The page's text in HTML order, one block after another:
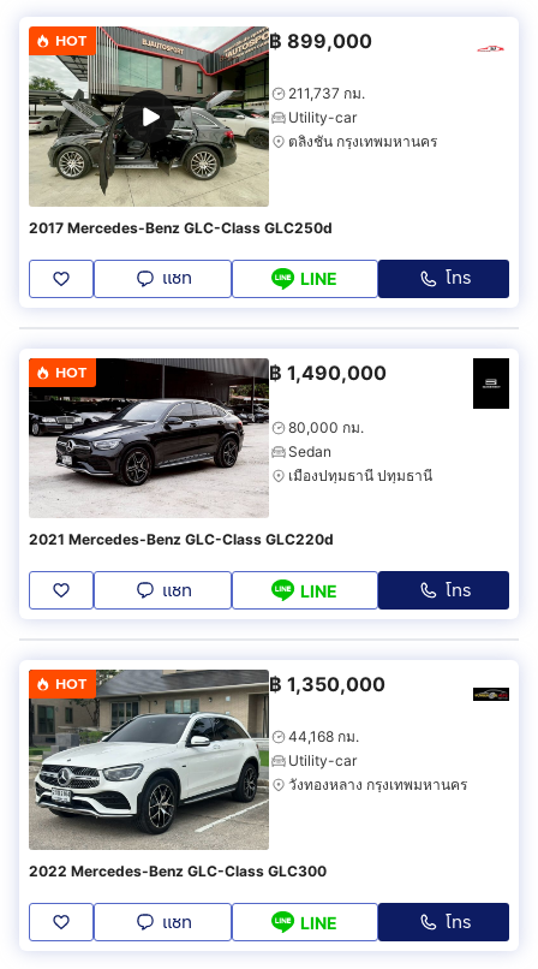
HOT ฿ 899,000
211,737 กม.
Utility-car
ตลิ่งชัน กรุงเทพมหานคร
2017 Mercedes-Benz GLC-Class GLC250d
แชท LINE โทร
HOT ฿ 1,490,000
80,000 กม.
Sedan
เมืองปทุมธานี ปทุมธานี
2021 Mercedes-Benz GLC-Class GLC220d
แชท LINE โทร
HOT ฿ 1,350,000
44,168 กม.
Utility-car
วังทองหลาง กรุงเทพมหานคร
2022 Mercedes-Benz GLC-Class GLC300
แชท LINE โทร